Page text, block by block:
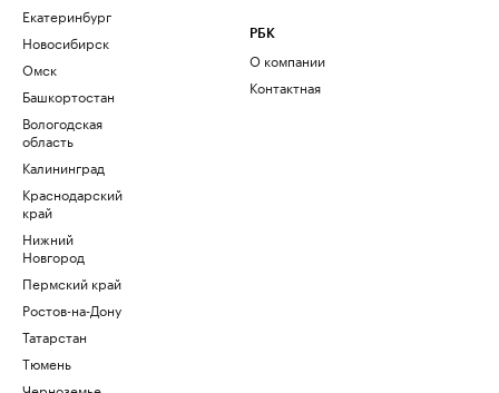
Екатеринбург
Новосибирск
Омск
Башкортостан
Вологодская
область
Калининград
Краснодарский
край
Нижний
Новгород
Пермский край
Ростов-на-Дону
Татарстан
Тюмень
РБК
О компании
Контактная